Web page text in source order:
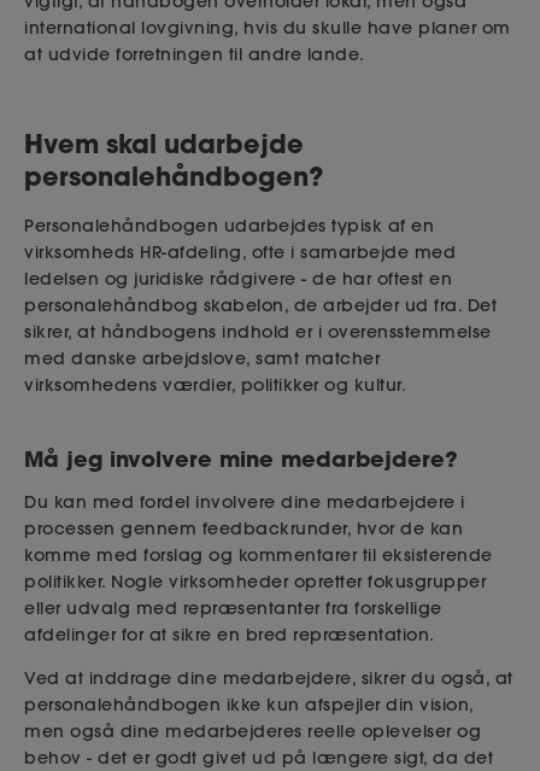
international lovgivning, hvis du skulle have planer om
at udvide forretningen til andre lande.
Hvem skal udarbejde
personalehåndbogen?
Personalehåndbogen udarbejdes typisk af en
virksomheds HR-afdeling, ofte i samarbejde med
ledelsen og juridiske rådgivere - de har oftest en
personalehåndbog skabelon, de arbejder ud fra. Det
sikrer, at håndbogens indhold er i overensstemmelse
med danske arbejdslove, samt matcher
virksomhedens værdier, politikker og kultur.
Må jeg involvere mine medarbejdere?
Du kan med fordel involvere dine medarbejdere i
processen gennem feedbackrunder, hvor de kan
komme med forslag og kommentarer til eksisterende
politikker. Nogle virksomheder opretter fokusgrupper
eller udvalg med repræsentanter fra forskellige
afdelinger for at sikre en bred repræsentation.
Ved at inddrage dine medarbejdere, sikrer du også, at
personalehåndbogen ikke kun afspejler din vision,
men også dine medarbejderes reelle oplevelser og
behov - det er godt givet ud på længere sigt, da det